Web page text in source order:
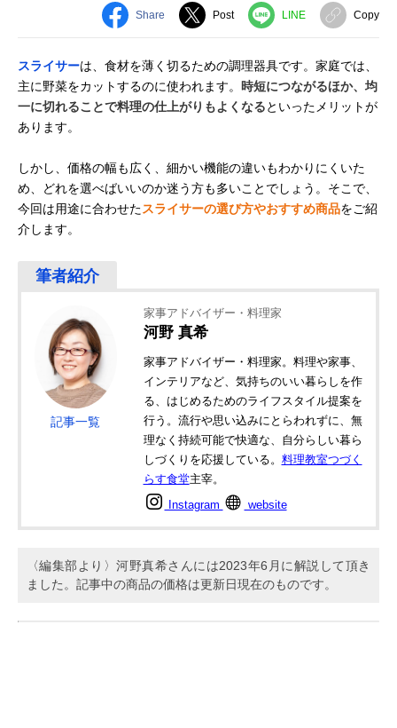
Share Post LINE Copy
スライサーは、食材を薄く切るための調理器具です。家庭では、
主に野菜をカットするのに使われます。 時短につながるほか、均
一に切れることで料理の仕上がりもよくなるといったメリットが
あります。
しかし、価格の幅も広く、細かい機能の違いもわかりにくいた
め、どれを選べばいいのか迷う方も多いことでしょう。そこで、
今回は用途に合わせたスライサーの選び方やおすすめ商品をご紹
介します。
記事一覧
家事アドバイザー・料理家
河野 真希
家事アドバイザー・料理家。料理や家事、
インテリアなど、気持ちのいい暮らしを作
る、はじめるためのライフスタイル提案を
行う。流行や思い込みにとらわれずに、無
理なく持続可能で快適な、自分らしい暮ら
しづくりを応援している。 料理教室つづく
らす食堂主宰。
Instagram website
〈編集部より〉河野真希さんには2023年6月に解説して頂き
ました。記事中の商品の価格は更新日現在のものです。